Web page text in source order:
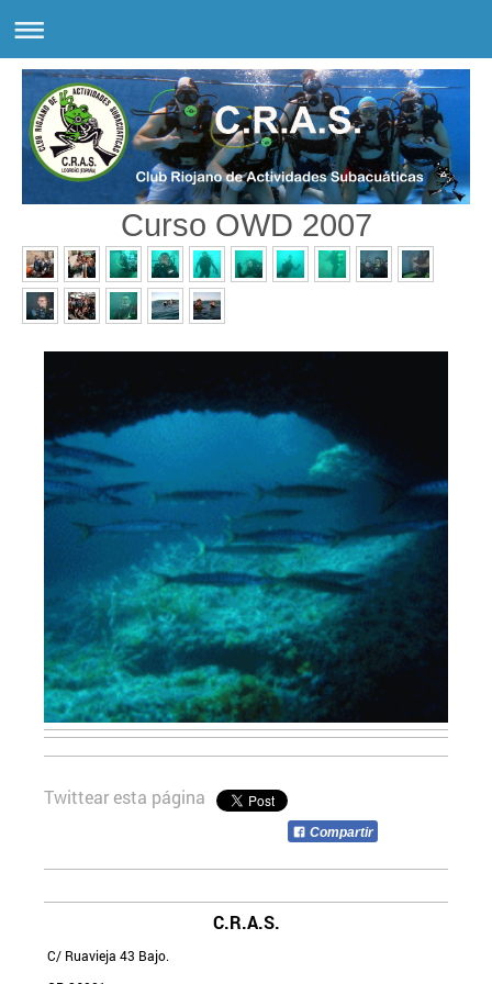
Curso OWD 2007
Twittear esta página
Compartir
C.R.A.S.
C/ Ruavieja 43 Bajo.